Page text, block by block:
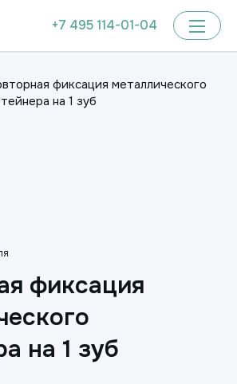
+7 495 114-01-04
фиксация металлического
на 1 зуб
фиксация
на 1 зуб